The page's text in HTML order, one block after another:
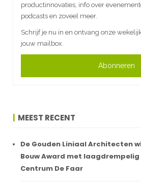
productinnovaties, info over
podcasts en zoveel meer.
Schrijf je nu in en ontvang onze
jouw mailbox.
Abonneren
MEEST RECENT
De Gouden Liniaal Architecten
Bouw Award met
Centrum De Faar